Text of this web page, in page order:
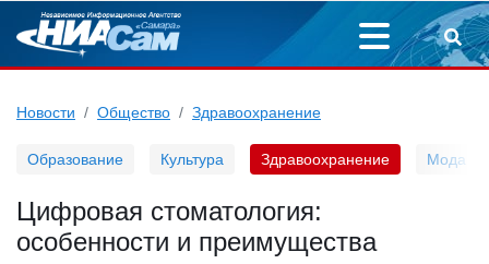
Новости Общество Здравоохранение
Образование Культура Здравоохранение Мода
Цифровая стоматология:
особенности и преимущества